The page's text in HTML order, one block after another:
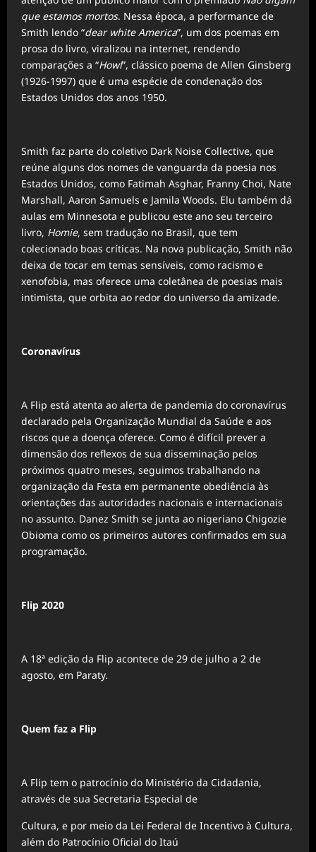
que estamos mortos. Nessa época, a performance de
Smith lendo “dear white America”, um dos poemas em
prosa do livro, viralizou na internet, rendendo
comparações a “Howl”, clássico poema de Allen Ginsberg
(1926-1997) que é uma espécie de condenação dos
Estados Unidos dos anos 1950.
Smith faz parte do coletivo Dark Noise Collective, que
reúne alguns dos nomes de vanguarda da poesia nos
Estados Unidos, como Fatimah Asghar, Franny Choi, Nate
Marshall, Aaron Samuels e Jamila Woods. Elu também dá
aulas em Minnesota e publicou este ano seu terceiro
livro, Homie, sem tradução no Brasil, que tem
colecionado boas críticas. Na nova publicação, Smith não
deixa de tocar em temas sensíveis, como racismo e
xenofobia, mas oferece uma coletânea de poesias mais
intimista, que orbita ao redor do universo da amizade.
Coronavírus
A Flip está atenta ao alerta de pandemia do coronavírus
declarado pela Organização Mundial da Saúde e aos
riscos que a doença oferece. Como é difícil prever a
dimensão dos reflexos de sua disseminação pelos
próximos quatro meses, seguimos trabalhando na
organização da Festa em permanente obediência às
orientações das autoridades nacionais e internacionais
no assunto. Danez Smith se junta ao nigeriano Chigozie
Obioma como os primeiros autores confirmados em sua
programação.
Flip 2020
A 18ª edição da Flip acontece de 29 de julho a 2 de
agosto, em Paraty.
Quem faz a Flip
A Flip tem o patrocínio do Ministério da Cidadania,
através de sua Secretaria Especial de
Cultura, e por meio da Lei Federal de Incentivo à Cultura,
além do Patrocínio Oficial do Itaú